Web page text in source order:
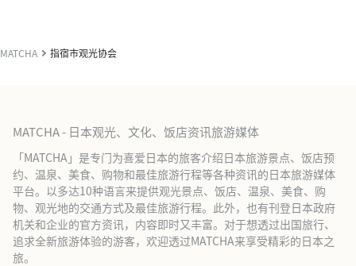
MATCHA 指宿市观光协会
MATCHA - 日本观光、文化、饭店资讯旅游媒体
「MATCHA」是专门为喜爱日本的旅客介绍日本旅游景点、饭店预
约、温泉、美食、购物和最佳旅游行程等各种资讯的日本旅游媒体
平台。以多达10种语言来提供观光景点、饭店、温泉、美食、购
物、观光地的交通方式及最佳旅游行程。此外，也有刊登日本政府
机关和企业的官方资讯，内容即时又丰富。对于想透过出国旅行、
追求全新旅游体验的游客，欢迎透过MATCHA来享受精彩的日本之
旅。